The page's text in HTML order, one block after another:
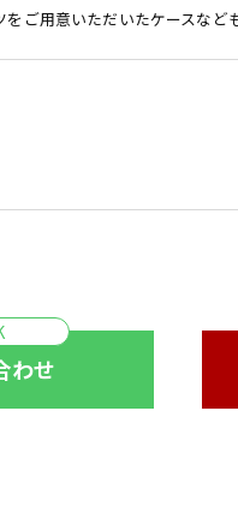
ご用意いただいたケースなど
わせ